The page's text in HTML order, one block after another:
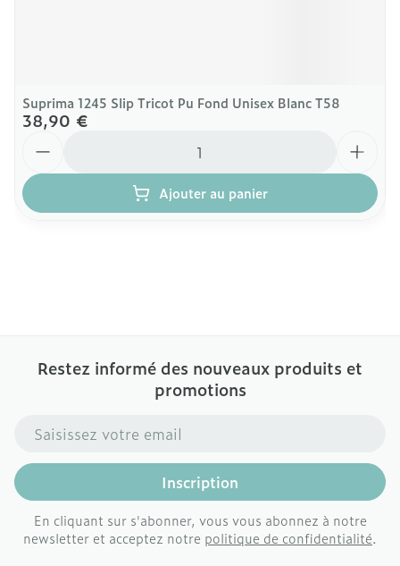
Suprima 1245 Slip Tricot Pu Fond Unisex Blanc T58
38,90 €
Ajouter au panier
Restez informé des nouveaux produits et
promotions
Adresse mail
Inscription
En cliquant sur s'abonner, vous vous abonnez à notre
newsletter et acceptez notre politique de confidentialité.